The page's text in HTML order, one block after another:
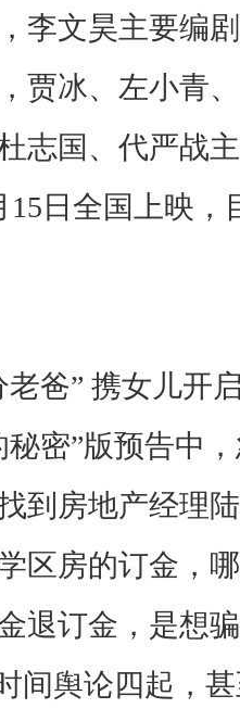
李文昊主要编
贾冰、左小青
志国、代严战
15日全国上映，
老爸” 携女儿开
秘密”版预告中
到房地产经理
区房的订金 ，
退订金，是想
间舆论四起，